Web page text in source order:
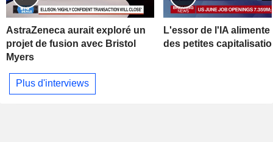
AstraZeneca aurait exploré un
projet de fusion avec Bristol
Myers
L'essor de l'IA alimente
des petites
Plus d'interviews